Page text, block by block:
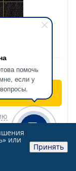
помочь
если у
или
Принять